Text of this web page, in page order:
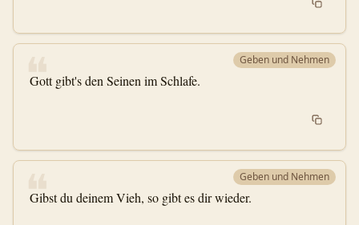
Geben und Nehmen
❝
Gott gibt's den Seinen im Schlafe.
Geben und Nehmen
❝
Gibst du deinem Vieh, so gibt es dir wieder.